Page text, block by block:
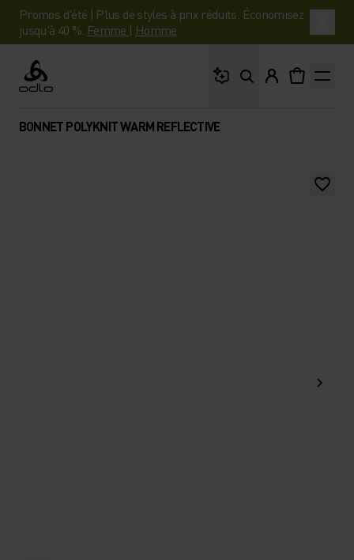
Promos d'été | Plus de styles à prix réduits. Économisez
jusqu'à 40 %. Femme | Homme
Odlo
BONNET POLYKNIT WARM REFLECTIVE